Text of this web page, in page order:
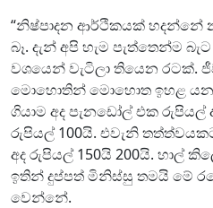
“නිෂ්පාදන ආර්ථිකයක්
බෑ. දැන් අපි හැම පැත්තෙන්ම
වශයෙන් වැටිලා තියෙන රටක්.
මොහොතින් මොහොත ඉහළ
ගියාම අද පැනඩෝල් එක
රුපියල් 100යි. එවැනි
අද රුපියල් 150යි 200යි. හාල්
ඉතින් දුප්පත් මිනිස්සු තමයි මේ
වෙන්නේ.